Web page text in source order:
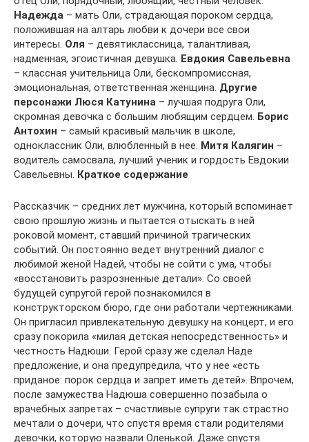
Надежда – мать Оли, страдающая пороком сердца,
положившая на алтарь любви к дочери все свои
интересы. Оля – девятиклассница, талантливая,
надменная, эгоистичная девушка. Евдокия Савельевна
– классная учительница Оли, бескомпромиссная,
эмоциональная, ответственная женщина. Другие
персонажи Люся Катунина – лучшая подруга Оли,
скромная девочка с большим любящим сердцем. Борис
Антохин – самый красивый мальчик в школе,
одноклассник Оли, влюбленный в нее. Митя Калягин –
водитель самосвала, лучший ученик и гордость Евдокии
Савельевны. Краткое содержание
Рассказчик – средних лет мужчина, который вспоминает
свою прошлую жизнь и пытается отыскать в ней
роковой момент, ставший причиной трагических
событий. Он постоянно ведет внутренний диалог с
любимой женой Надей, чтобы не сойти с ума, чтобы
«восстановить разрозненные детали». Со своей
будущей супругой герой познакомился в
конструкторском бюро, где они работали чертежниками.
Он пригласил привлекательную девушку на концерт, и его
сразу покорила «милая детская непосредственность» и
честность Надюши. Герой сразу же сделал Наде
предложение, и она предупредила, что у нее «есть
приданое: порок сердца и запрет иметь детей». Впрочем,
после замужества Надюша совершенно позабыла о
врачебных запретах – счастливые супруги так страстно
мечтали о дочери, что спустя время стали родителями
девочки, которую назвали Оленькой. Даже спустя